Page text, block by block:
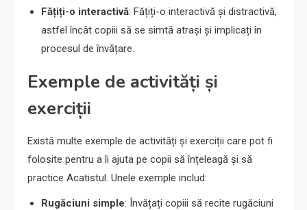
Fățiți-o interactivă: Fățiți-o interactivă și distractivă,
astfel încât copiii să se simtă atrași și implicați în
procesul de învățare.
Exemple de activități și
exerciții
Există multe exemple de activități și exerciții care pot fi
folosite pentru a îi ajuta pe copii să înțeleagă și să
practice Acatistul. Unele exemple includ:
Rugăciuni simple: Învățați copiii să recite rugăciuni